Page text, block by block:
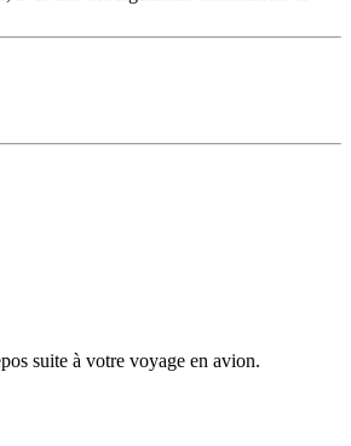
suite à votre voyage en avion.